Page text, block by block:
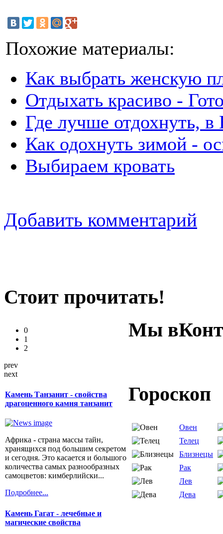
Похожие материалы:
Как выбрать женскую
Отдыхать красиво -
Где лучше отдохнуть, в
Как одохнуть зимой -
Выбираем кровать
Добавить комментарий
Стоит прочитать!
0
1
2
prev
next
Камень Танзанит - свойства
драгоценного камня танзанит
Африка - страна массы тайн,
хранящихся под большим секретом
и сегодня. Это касается и большого
количества самых разнообразных
самоцветов: кимберлийски...
Подробнее...
Камень Гагат - лечебные и
магические свойства
Мы
Гороскоп
Овен
Телец
Близнецы
Рак
Лев
Дева